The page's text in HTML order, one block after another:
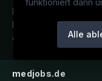
funktioniert dann
Alle
Deutschlands
Karriereportal.Ein
candidatis GmbH.
medjobs.de